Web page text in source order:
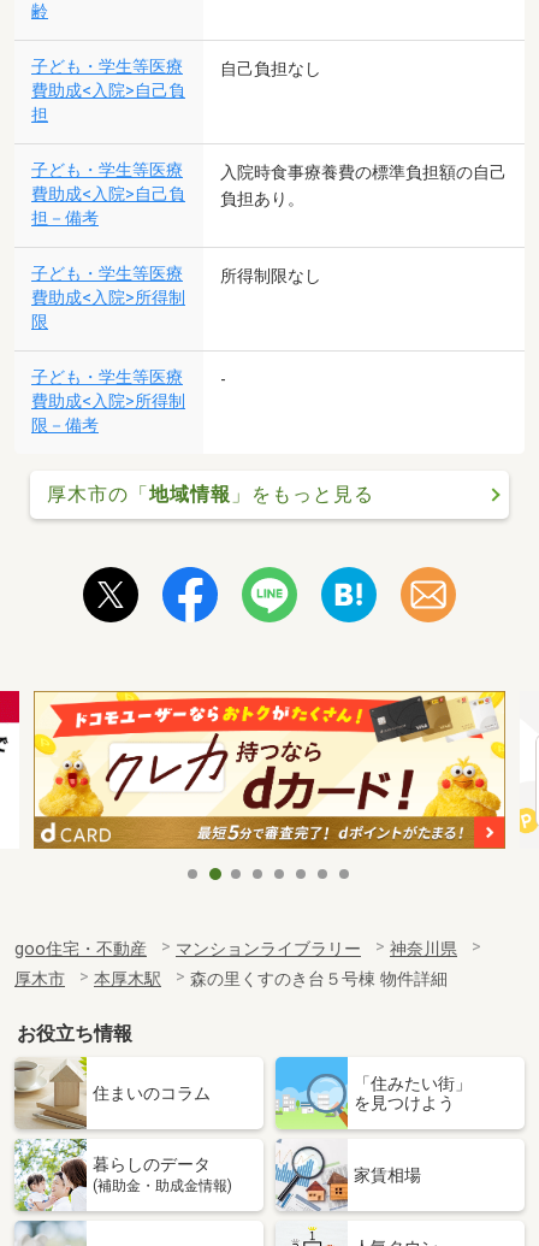
齢
子ども・学生等医療
費助成<入院>自己負
担
自己負担なし
子ども・学生等医療
費助成<入院>自己負
担－備考
入院時食事療養費の標準負担額の自己
負担あり。
子ども・学生等医療
費助成<入院>所得制
限
所得制限なし
子ども・学生等医療
費助成<入院>所得制
限－備考
-
厚木市の「地域情報 」をもっと見る
goo住宅・不動産 マンションライブラリー
神奈川県
厚木市
本厚木駅 森の里くすのき台５号棟 物件詳細
お役立ち情報
住まいのコラム
「住みたい街」
を見つけよう
暮らしのデータ
(補助金・助成金情報)
家賃相場